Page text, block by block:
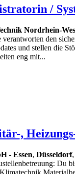
/
Nordrhein-
den
und stellen die
eng mit...
,
- Essen, Düsseldorf,
Du